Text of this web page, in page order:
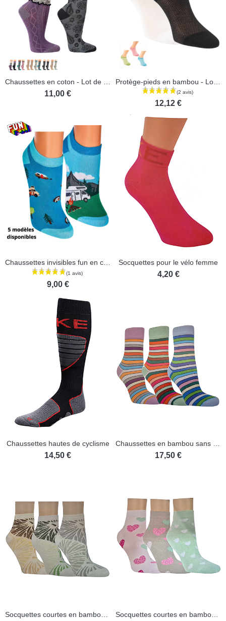
(1 avis)
11,00 €
12,12 €
Chaussettes invisibles fun en coton - Lot de 2 paires
9,00 €
Socquettes pour le vélo femme
4,20 €
Chaussettes hautes de cyclisme
14,50 €
Chaussettes en bambou sans élastique - Lot de 3 paires
17,50 €
Socquettes courtes en bambou - Lot de 3 paires Socquettes courtes en bambou - Lots de 3 paires